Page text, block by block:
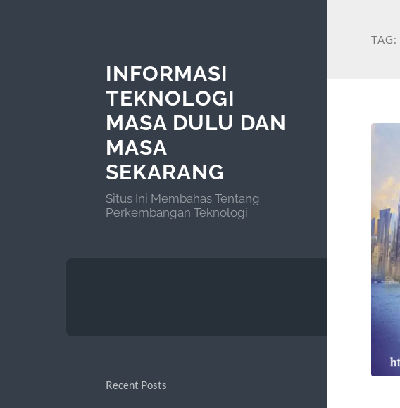
INFORMASI
TEKNOLOGI
MASA DULU DAN
MASA
SEKARANG
Situs Ini Membahas Tentang
Perkembangan Teknologi
Recent Posts
TAG: